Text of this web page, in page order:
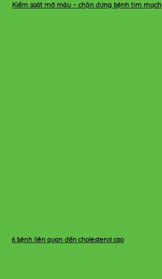
Kiểm soát mỡ máu – chặn đứng bệnh tim mạch
6 bệnh liên quan đến cholesterol cao